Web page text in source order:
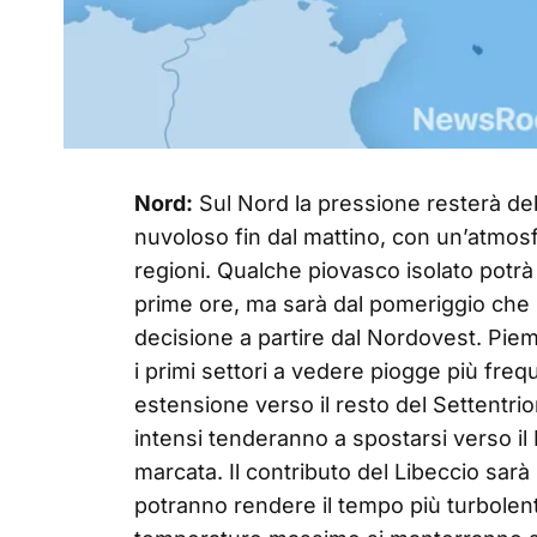
Nord: Sul Nord la pressione resterà
nuvoloso fin dal mattino, con
regioni. Qualche piovasco isolato
prime ore, ma sarà dal pomeriggio
decisione a partire dal Nordovest.
i primi settori a vedere piogge più
estensione verso il resto del
intensi tenderanno a spostarsi verso
marcata. Il contributo del Libeccio
potranno rendere il tempo più